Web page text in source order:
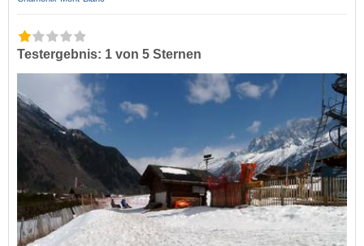
Testergebnis: 1 von 5 Sternen